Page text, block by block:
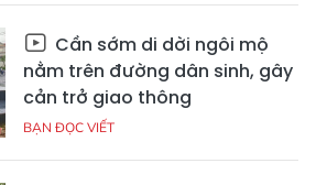
Cần sớm di dời ngôi mộ
nằm trên đường dân sinh, gây
cản trở giao thông
BẠN ĐỌC VIẾT